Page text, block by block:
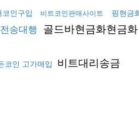
코인구입 비트코인판매사이트 핑현금
송대행 골드바현금화현금화
코인 고가매입 비트대리송금